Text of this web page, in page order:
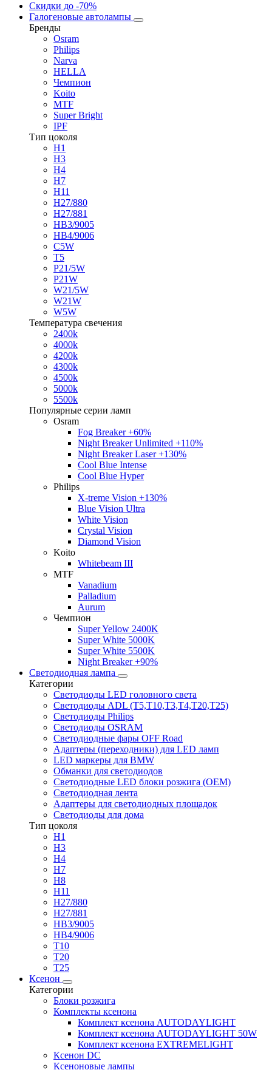
Скидки до -70%
Галогеновые автолампы
Бренды
Osram
Philips
Narva
HELLA
Чемпион
Koito
MTF
Super Bright
IPF
Тип цоколя
H1
H3
H4
H7
H11
H27/880
H27/881
HB3/9005
HB4/9006
C5W
T5
P21/5W
P21W
W21/5W
W21W
W5W
Температура свечения
2400k
4000k
4200k
4300k
4500k
5000k
5500k
Популярные серии ламп
Osram
Fog Breaker +60%
Night Breaker Unlimited +110%
Night Breaker Laser +130%
Cool Blue Intense
Cool Blue Hyper
Philips
X-treme Vision +130%
Blue Vision Ultra
White Vision
Crystal Vision
Diamond Vision
Koito
Whitebeam III
MTF
Vanadium
Palladium
Aurum
Чемпион
Super Yellow 2400K
Super White 5000K
Super White 5500K
Night Breaker +90%
Светодиодная лампа
Категории
Светодиоды LED головного света
Светодиоды ADL (T5,T10,T3,T4,T20,T25)
Светодиоды Philips
Светодиоды OSRAM
Светодиодные фары OFF Road
Адаптеры (переходники) для LED ламп
LED маркеры для BMW
Обманки для светодиодов
Светодиодные LED блоки розжига (OEM)
Светодиодная лента
Адаптеры для светодиодных площадок
Светодиоды для дома
Тип цоколя
H1
H3
H4
H7
H8
H11
H27/880
H27/881
HB3/9005
HB4/9006
T10
T20
T25
Ксенон
Категории
Блоки розжига
Комплекты ксенона
Комплект ксенона AUTODAYLIGHT
Комплект ксенона AUTODAYLIGHT 50W
Комплект ксенона EXTREMELIGHT
Ксенон DC
Ксеноновые лампы